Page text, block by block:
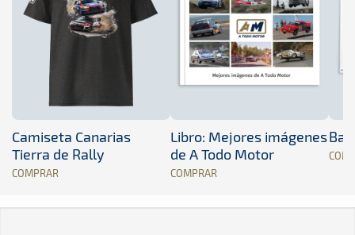
Camiseta Canarias
Tierra de Rally
COMPRAR
Libro: Mejores imágenes
de A Todo Motor
COMPRAR